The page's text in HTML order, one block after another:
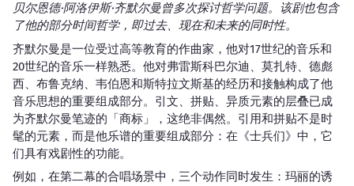
贝尔恩德·阿洛伊斯·齐默尔曼曾多次探讨哲学问题。该剧也包含
了他的部分时间哲学，即过去、现在和未来的同时性。
齐默尔曼是一位受过高等教育的作曲家，他对17世纪的音乐和
20世纪的音乐一样熟悉。他对弗雷斯科巴尔迪、莫扎特、德彪
西、布鲁克纳、韦伯恩和斯特拉文斯基的经历和接触构成了他
音乐思想的重要组成部分。引文、拼贴、异质元素的层叠已成
为齐默尔曼笔迹的「商标」，这绝非偶然。引用和拼贴不是时
髦的元素，而是他乐谱的重要组成部分：在《士兵们》中，它
们具有戏剧性的功能。
例如，在第二幕的合唱场景中，三个动作同时发生：玛丽的诱